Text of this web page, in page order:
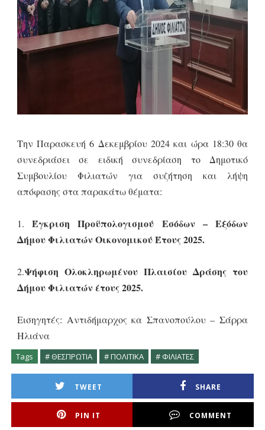
Την Παρασκευή 6 Δεκεμβρίου 2024 και ώρα 18:30 θα
συνεδριάσει σε ειδική συνεδρίαση το Δημοτικό
Συμβουλίου Φιλιατών για συζήτηση και λήψη
απόφασης στα παρακάτω θέματα:
1.Έγκριση Προϋπολογισμού Εσόδων – Εξόδων
Δήμου Φιλιατών Οικονομικού Έτους 2025.
2.Ψήφιση Ολοκληρωμένου Πλαισίου Δράσης του
Δήμου Φιλιατών έτους 2025.
Εισηγητές: Αντιδήμαρχος κα Σπανοπούλου – Σάρρα
Ηλιάνα
Tags # ΘΕΣΠΡΩΤΙΑ # ΠΟΛΙΤΙΚΑ # ΦΙΛΙΑΤΕΣ
TWEET SHARE
PIN IT COMMENT